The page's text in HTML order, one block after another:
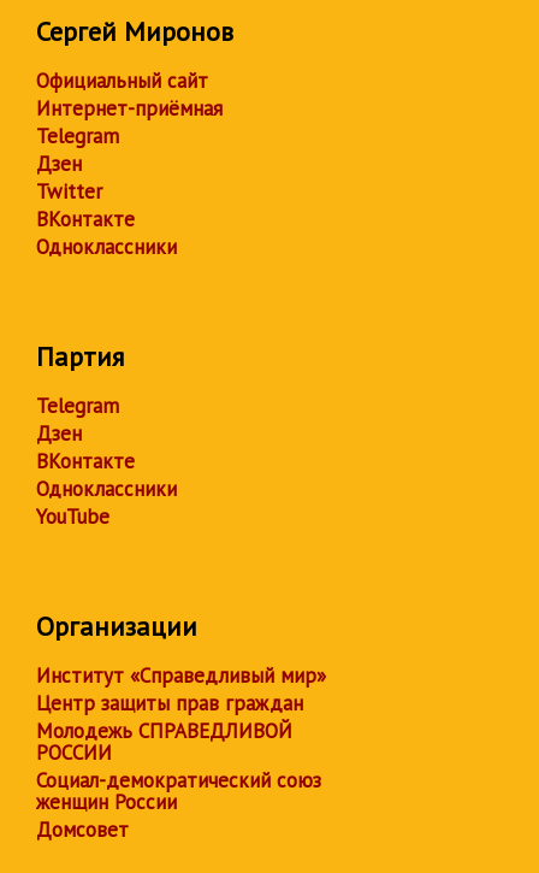
Сергей Миронов
Официальный сайт
Интернет-приёмная
Telegram
Дзен
Twitter
ВКонтакте
Одноклассники
Партия
Telegram
Дзен
ВКонтакте
Одноклассники
YouTube
Организации
Институт «Справедливый мир»
Центр защиты прав граждан
Молодежь СПРАВЕДЛИВОЙ
РОССИИ
Социал-демократический союз
женщин России
Домсовет